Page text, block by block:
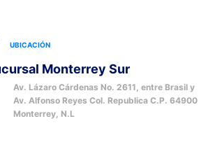
UBICACIÓN
Monterrey Sur
Av. Lázaro Cárdenas No. 2611, entre Brasil y
Av. Alfonso Reyes Col. Republica C.P. 64900
Monterrey, N.L